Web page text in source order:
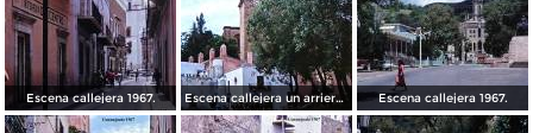
Escena callejera 1967. Escena callejera un arriero 1967. Escena callejera 1967.